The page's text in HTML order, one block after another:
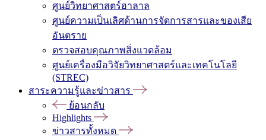
ศูนย์วิทยาศาสตร์ฮาลาล
ศูนย์ความเป็นเลิศด้านการจัดการสารและของเสีย
อันตราย
ตรวจสอบคุณภาพสิ่งแวดล้อม
ศูนย์เครื่องมือวิจัยวิทยาศาสตร์และเทคโนโลยี
(STREC)
สาระความรู้และข่าวสาร
ย้อนกลับ
Highlights
ข่าวสารทั้งหมด